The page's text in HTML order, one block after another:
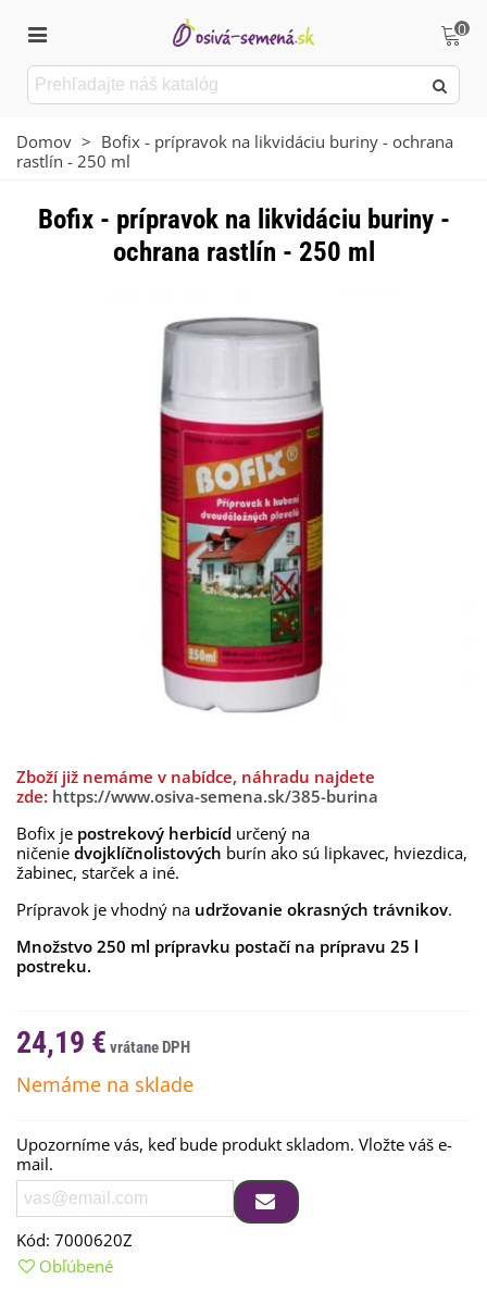
0
Domov > Bofix - prípravok na likvidáciu buriny - ochrana
rastlín - 250 ml
Bofix - prípravok na likvidáciu buriny -
ochrana rastlín - 250 ml
Zboží již nemáme v nabídce, náhradu najdete
zde: https://www.osiva-semena.sk/385-burina
Bofix je postrekový herbicíd určený na
ničenie dvojklíčnolistových burín ako sú lipkavec, hviezdica,
žabinec, starček a iné.
Prípravok je vhodný na udržovanie okrasných trávnikov.
Množstvo 250 ml prípravku postačí na prípravu 25 l
postreku.
24,19 €
Nemáme na sklade
Upozorníme vás, keď bude produkt skladom. Vložte váš e-
mail.
Kód: 7000620Z
Obľúbené